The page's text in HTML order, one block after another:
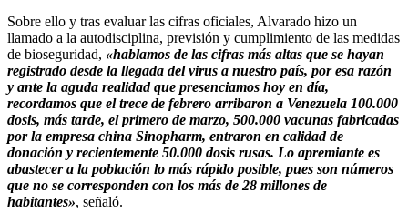
Sobre ello y tras evaluar las cifras oficiales, Alvarado hizo un
llamado a la autodisciplina, previsión y cumplimiento de las medidas
de bioseguridad, «hablamos de las cifras más altas que se hayan
registrado desde la llegada del virus a nuestro país, por esa razón
y ante la aguda realidad que presenciamos hoy en día,
recordamos que el trece de febrero arribaron a Venezuela 100.000
dosis, más tarde, el primero de marzo, 500.000 vacunas fabricadas
por la empresa china Sinopharm, entraron en calidad de
donación y recientemente 50.000 dosis rusas. Lo apremiante es
abastecer a la población lo más rápido posible, pues son números
que no se corresponden con los más de 28 millones de
habitantes», señaló.